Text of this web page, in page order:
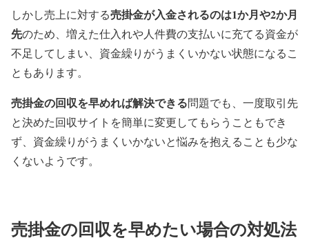
しかし売上に対する売掛金が入金されるのは1か月や2か月
先のため、増えた仕入れや人件費の支払いに充てる資金が
不足してしまい、資金繰りがうまくいかない状態になるこ
ともあります。
売掛金の回収を早めれば解決できる問題でも、一度取引先
と決めた回収サイトを簡単に変更してもらうこともでき
ず、資金繰りがうまくいかないと悩みを抱えることも少な
くないようです。
売掛金の回収を早めたい場合の対処法